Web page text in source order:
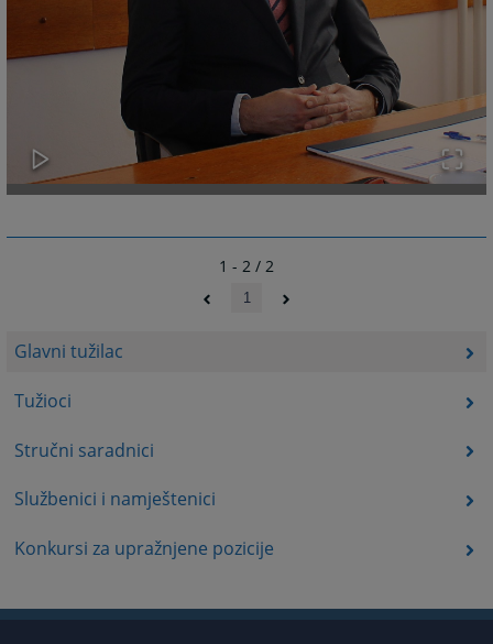
Glavni tužilac
Tužioci
Stručni saradnici
Službenici i namještenici
Konkursi za upražnjene pozicije
1 - 2 / 2
1